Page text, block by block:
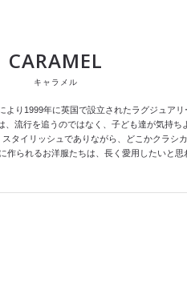
CARAMEL
キャラメル
り1999年に英国で設立されたラグジュアリ
流行を追うのではなく、子ども達が気持ち
タイリッシュでありながら、どこかクラシカ
作られるお洋服たちは、長く愛用したいと思